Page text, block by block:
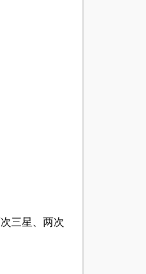
三星、两次